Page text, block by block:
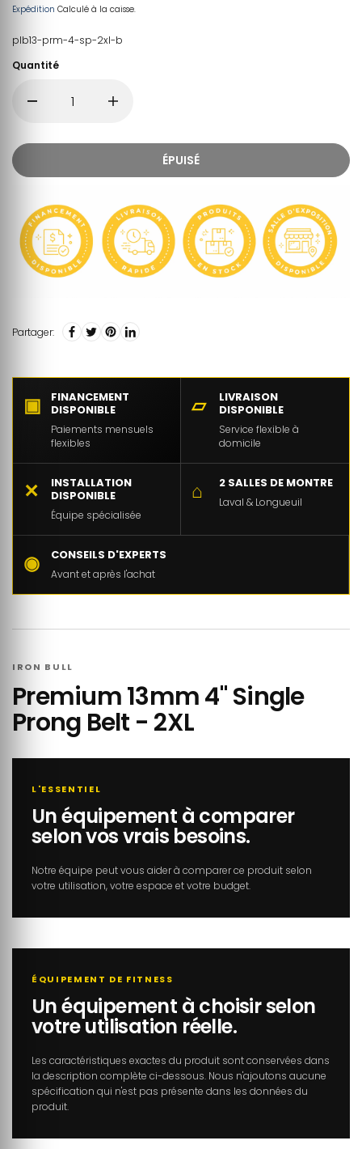
Expédition Calculé à la caisse.
plb13-prm-4-sp-2xl-b
Quantité
ÉPUISÉ
Partager:
▣
FINANCEMENT
DISPONIBLE
Paiements mensuels
flexibles
▱
LIVRAISON
DISPONIBLE
Service flexible à
domicile
✕
INSTALLATION
DISPONIBLE
Équipe spécialisée
⌂ 2 SALLES DE MONTRE
Laval & Longueuil
◉ CONSEILS D'EXPERTS
Avant et après l'achat
IRON BULL
Premium 13mm 4" Single
Prong Belt - 2XL
L'ESSENTIEL
Un équipement à comparer
selon vos vrais besoins.
Notre équipe peut vous aider à comparer ce produit selon
votre utilisation, votre espace et votre budget.
ÉQUIPEMENT DE FITNESS
Un équipement à choisir selon
votre utilisation réelle.
Les caractéristiques exactes du produit sont conservées dans
la description complète ci-dessous. Nous n'ajoutons aucune
spécification qui n'est pas présente dans les données du
produit.